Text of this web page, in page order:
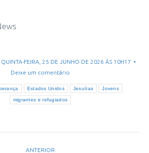
QUINTA-FEIRA, 25 DE JUNHO DE 2026 ÀS 10H17
Deixe um comentário
Estados Unidos Jesuítas Jovens
migrantes e refugiados
ANTERIOR